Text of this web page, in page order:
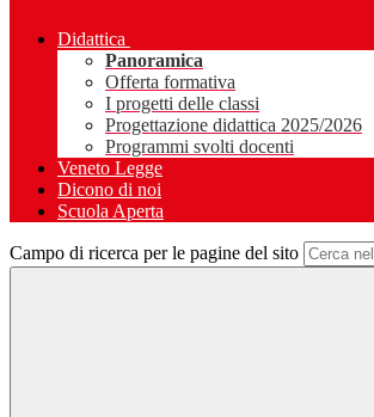
Didattica
Panoramica
Offerta formativa
I progetti delle classi
Progettazione didattica 2025/2026
Programmi svolti docenti
Veneto Legge
Dicono di noi
Scuola Aperta
Campo di ricerca per le pagine del sito